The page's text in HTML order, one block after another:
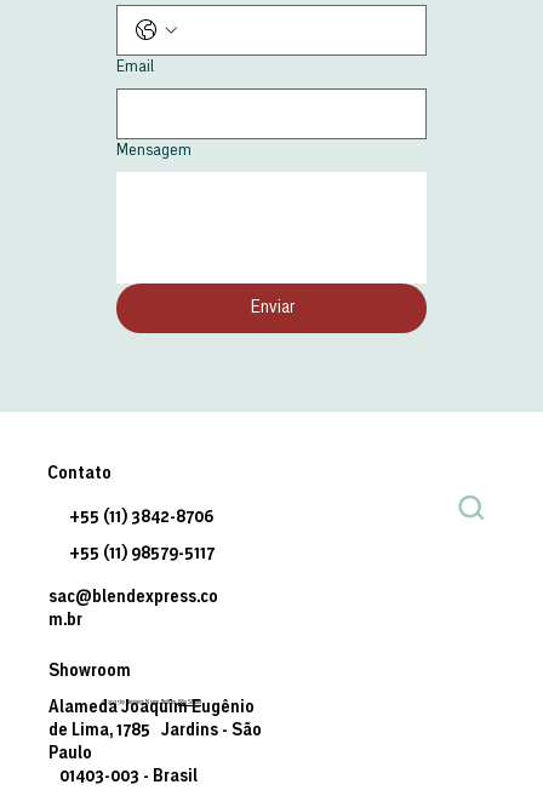
Email
Mensagem
Enviar
© 2035 by Business Name. Built on Wix Studio
Contato
sac@blendexpress.co
m.br
+55 (11) 3842-8706
+55 (11) 98579-5117
Showroom
Alameda Joaquim Eugênio
de Lima, 1785 Jardins - São
Paulo
01403-003 - Brasil